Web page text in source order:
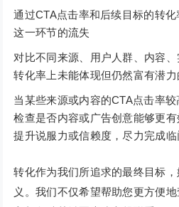
通过CTA点击率和后续目标的转
这一环节的流失
对比不同来源、用户人群、内容
转化率上未能体现但仍然富有潜力
当某些来源或内容的CTA点击率
检查是否内容或广告创意能够更
提升说服力或信赖度，尽力完成临
转化作为我们所追求的最终目标
义。我们不仅希望帮助您更方便